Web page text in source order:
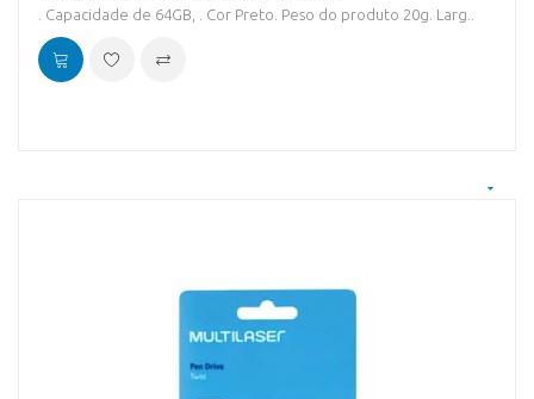
. Capacidade de 64GB, . Cor Preto. Peso do produto 20g. Larg..